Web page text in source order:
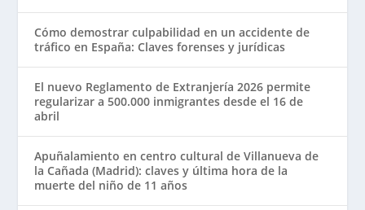
Cómo demostrar culpabilidad en un accidente de
tráfico en España: Claves forenses y jurídicas
El nuevo Reglamento de Extranjería 2026 permite
regularizar a 500.000 inmigrantes desde el 16 de
abril
Apuñalamiento en centro cultural de Villanueva de
la Cañada (Madrid): claves y última hora de la
muerte del niño de 11 años